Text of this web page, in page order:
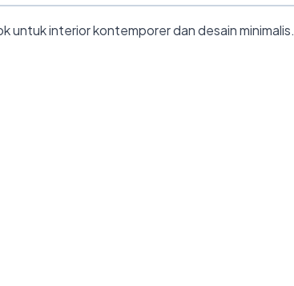
untuk interior kontemporer dan desain minimalis.